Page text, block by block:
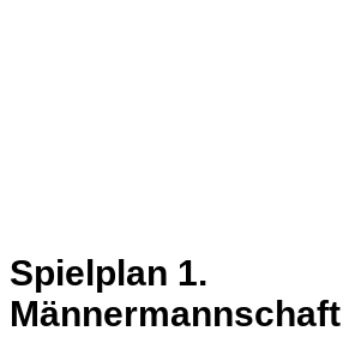
Spielplan 1.
Männermannschaft